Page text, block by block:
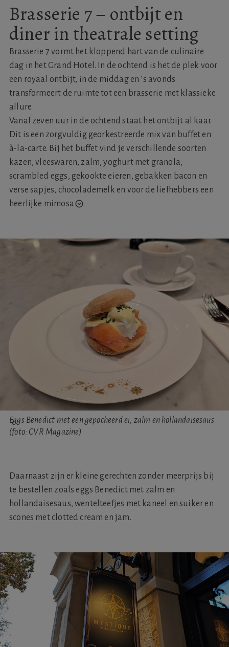
Brasserie 7 – ontbijt en
diner in theatrale setting
Brasserie 7 vormt het kloppend hart van de culinaire
dag in het Grand Hotel. In de ochtend is het de plek voor
een royaal ontbijt, in de middag en ’s avonds
transformeert de ruimte tot een brasserie met klassieke
allure.
Vanaf zeven uur in de ochtend staat het ontbijt al kaar.
Dit is een zorgvuldig georkestreerde mix van buffet en
à-la-carte. Bij het buffet vind je verschillende soorten
kazen, vleeswaren, zalm, yoghurt met granola,
scrambled eggs, gekookte eieren, gebakken bacon en
verse sapjes, chocolademelk en voor de liefhebbers een
heerlijke mimosa .
Eggs Benedict met een gepocheerd ei, zalm en hollandaisesaus
(foto: CVR Magazine)
Daarnaast zijn er kleine gerechten zonder meerprijs bij
te bestellen zoals eggs Benedict met zalm en
hollandaisesaus, wentelteefjes met kaneel en suiker en
scones met clotted cream en jam.